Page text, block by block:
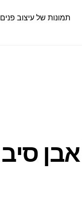
תמונות של עיצוב פנים
סיב